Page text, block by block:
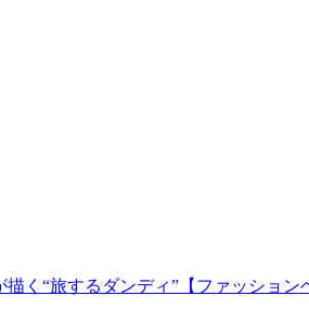
く“旅するダンディ”【ファッション